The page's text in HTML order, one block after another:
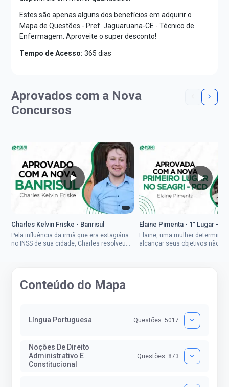
Estes são apenas alguns dos benefícios em adquirir o
Mapa de Questões - Pref. Jaguaruana-CE - Técnico de
Enfermagem. Aproveite o super desconto!
Tempo de Acesso: 365 dias
Aprovados com a Nova
Concursos
Charles Kelvin Friske - Banrisul
Pela influência da irmã que era estagiária
no INSS de sua cidade, Charles resolveu
Elaine Pimenta - 1° Lugar -
Elaine, uma mulher
alcançar seus objetivos não
Conteúdo do Mapa
Língua Portuguesa Questões: 5017
Noções De Direito
Administrativo E
Constitucional
Questões: 873